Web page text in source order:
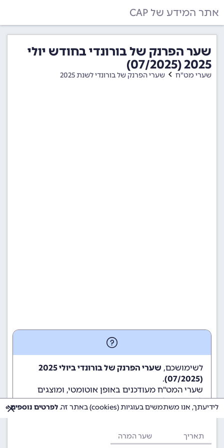
אתר המידע של CAP
שער הפרנק של בורונדי בחודש יולי
2025 (07/2025)
שערי מט"ח שערי הפרנק של בורונדי לשנת 2025
לשימושכם,
שערי הפרנק של בורונדי ביולי 2025
(07/2025)
.
שערי המט"ח מעודכנים באופן אוטומטי, ומוצגים
לשימוש גולשי ומשתמשי האתר.
תאריך שער המרה
לידיעתך, אנו משתמשים בעוגיות (cookies) באתר זה. לפרטים נוספים »